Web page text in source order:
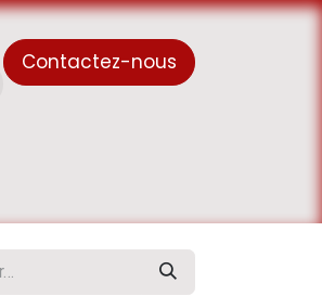
Contactez-nous